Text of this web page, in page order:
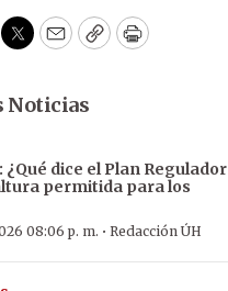
Twitter
EmailCopyPrint
Noticias
¿Qué dice el Plan Regulador
permitida para los
08:06 p. m. · Redacción ÚH